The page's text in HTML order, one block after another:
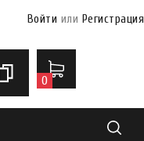
Войти или Регистрация
0